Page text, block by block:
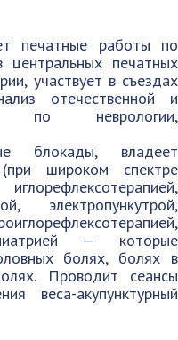
печатные работы по
центральных печатных
участвует в съездах
отечественной и
по неврологии,
блокады, владеет
широком спектре
электропункутрой,
— которые
болях, болях в
Проводит сеансы
веса-акупунктурный